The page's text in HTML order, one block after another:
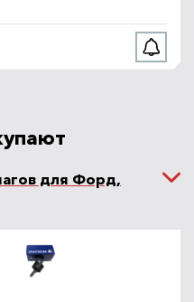
для Форд,